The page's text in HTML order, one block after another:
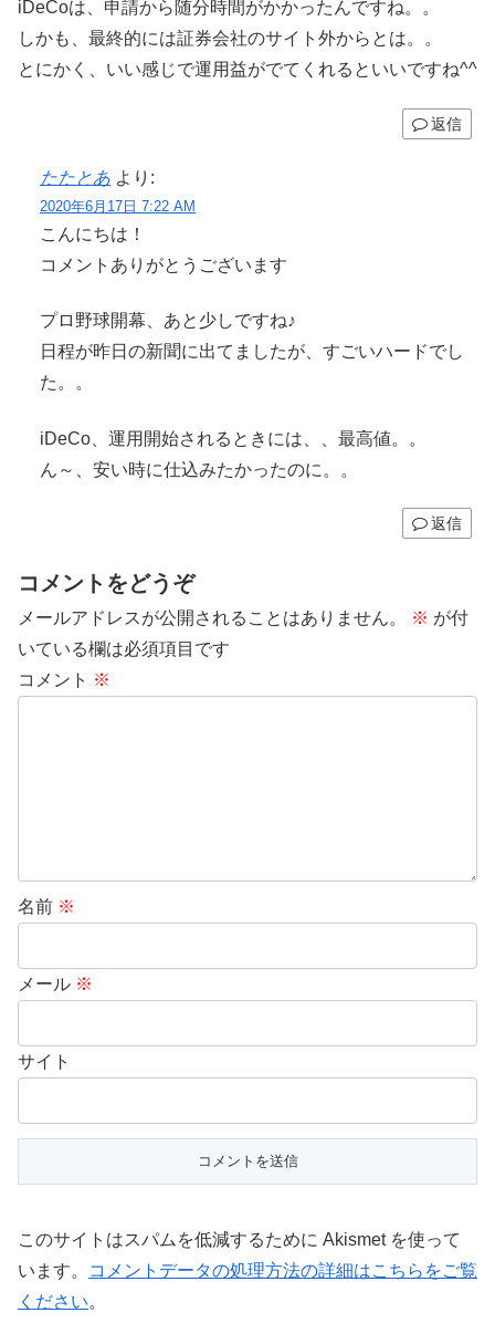
iDeCoは、申請から随分時間がかかったんですね。。
しかも、最終的には証券会社のサイト外からとは。。
とにかく、いい感じで運用益がでてくれるといいですね^^
返信
たたとあ より:
2020年6月17日 7:22 AM
こんにちは！
コメントありがとうございます
プロ野球開幕、あと少しですね♪
日程が昨日の新聞に出てましたが、すごいハードでし
た。。
iDeCo、運用開始されるときには、、最高値。。
ん～、安い時に仕込みたかったのに。。
返信
コメントをどうぞ
メールアドレスが公開されることはありません。 ※ が付
いている欄は必須項目です
コメント ※
名前 ※
メール ※
サイト
このサイトはスパムを低減するために Akismet を使って
います。
コメントデータの処理方法の詳細はこちらをご覧
ください。